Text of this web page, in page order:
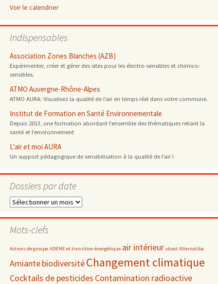
Voir le calendrier
Indispensables
Association Zones Blanches (AZB)
Expérimenter, créer et gérer des sites pour les électro-sensibles et chimico-
sensibles.
ATMO Auvergne-Rhône-Alpes
ATMO AURA: Visualisez la qualité de l’air en temps réel dans votre commune.
Institut de Formation en Santé Environnementale
Depuis 2013, une formation abordant l’ensemble des thématiques reliant la
santé et l’environnement
L'air et moi AURA
Un support pédagogique de sensibilisation à la qualité de l’air !
Dossiers par date
Dossiers
date
Mots-clefs
Actions de groupe ADEME et transition énergétique air intérieur alcool Alternatiba
AmiantebiodiversitéChangement climatique
Cocktails de pesticides Contamination radioactive